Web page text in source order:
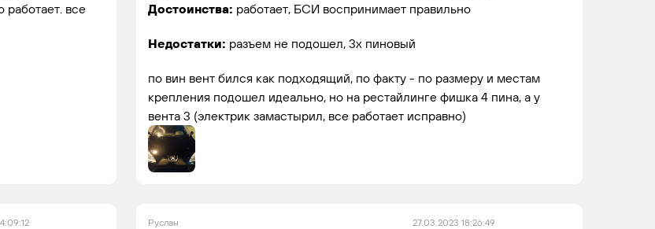
работает. все
Достоинства: работает, БСИ воспринимает правильно
Недостатки: разъем не подошел, 3х пиновый
по вин вент бился как подходящий, по факту - по размеру и местам
крепления подошел идеально, но на рестайлинге фишка 4 пина, а у
вента 3 (электрик замастырил, все работает исправно)
Руслан 27.03.2023 18:26:49